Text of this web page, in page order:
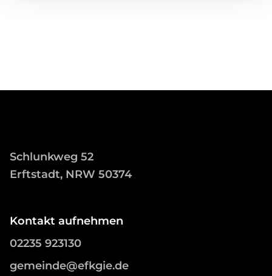
Schlunkweg 52
Erftstadt, NRW 50374
Kontakt aufnehmen
02235 923130
gemeinde@efkgie.de